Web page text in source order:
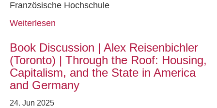
Französische Hochschule
Weiterlesen
Book Discussion | Alex Reisenbichler
(Toronto) | Through the Roof: Housing,
Capitalism, and the State in America
and Germany
24. Jun 2025